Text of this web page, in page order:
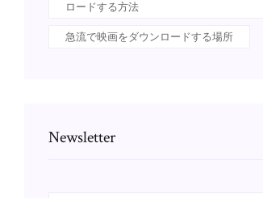
ロードする方法
急流で映画をダウンロードする場所
Newsletter